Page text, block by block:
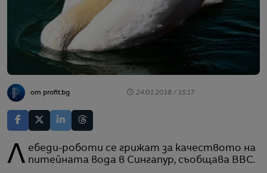
от profit.bg 24.01.2018 / 15:17
Лебеди-роботи се грижат за качеството на питейната вода в Сингапур, съобщава BBC.